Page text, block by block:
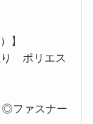
】
ポリエス
ファスナー